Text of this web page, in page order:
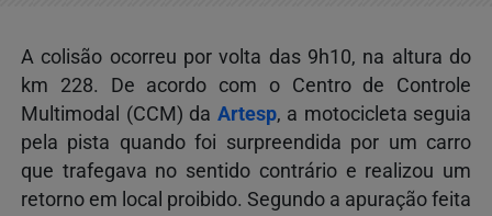
A colisão ocorreu por volta das 9h10, na altura do
km 228. De acordo com o Centro de Controle
Multimodal (CCM) da Artesp, a motocicleta seguia
pela pista quando foi surpreendida por um carro
que trafegava no sentido contrário e realizou um
retorno em local proibido. Segundo a apuração feita